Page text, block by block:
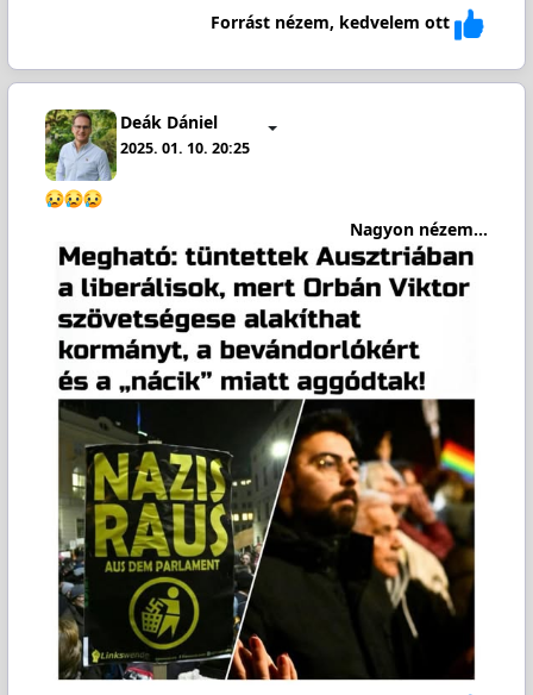
Forrást nézem, kedvelem ott
Deák Dániel
2025. 01. 10. 20:25
Nagyon nézem...